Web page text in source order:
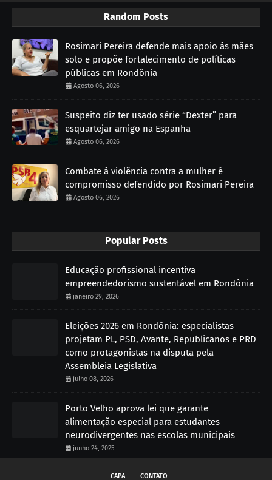
Random Posts
Rosimari Pereira defende mais apoio às mães
solo e propõe fortalecimento de políticas
públicas em Rondônia
Agosto 06, 2026
Suspeito diz ter usado série “Dexter” para
esquartejar amigo na Espanha
Agosto 06, 2026
Combate à violência contra a mulher é
compromisso defendido por Rosimari Pereira
Agosto 06, 2026
Popular Posts
Educação profissional incentiva
empreendedorismo sustentável em Rondônia
janeiro 29, 2026
Eleições 2026 em Rondônia: especialistas
projetam PL, PSD, Avante, Republicanos e PRD
como protagonistas na disputa pela
Assembleia Legislativa
julho 08, 2026
Porto Velho aprova lei que garante
alimentação especial para estudantes
neurodivergentes nas escolas municipais
junho 24, 2025
CAPA CONTATO